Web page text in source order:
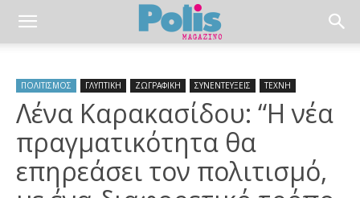
ΠΟΛΙΤΙΣΜΟΣ ΓΛΥΠΤΙΚΗ ΖΩΓΡΑΦΙΚΗ ΣΥΝΕΝΤΕΥΞΕΙΣ ΤΕΧΝΗ
Λένα Καρακασίδου: “Η νέα
πραγματικότητα θα
επηρεάσει τον πολιτισμό,